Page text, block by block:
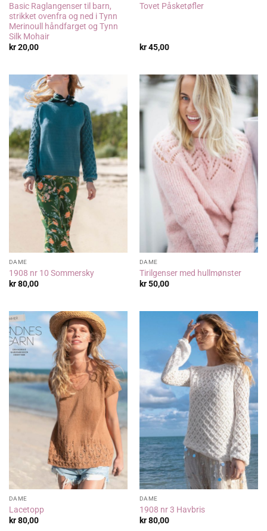
Basic Raglangenser til barn,
strikket ovenfra og ned i Tynn
Merinoull håndfarget og Tynn
Silk Mohair
kr20,00
Tovet Påsketøfler
kr45,00
DAME
1908 nr 10 Sommersky
kr80,00
DAME
Tirilgenser med hullmønster
kr50,00
DAME
Lacetopp
kr80,00
DAME
1908 nr 3 Havbris
kr80,00